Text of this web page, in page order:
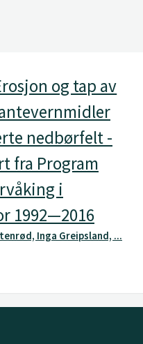
og tap av
nedbørfelt -
fra Program
i
1992—2016
Inga Greipsland, ...